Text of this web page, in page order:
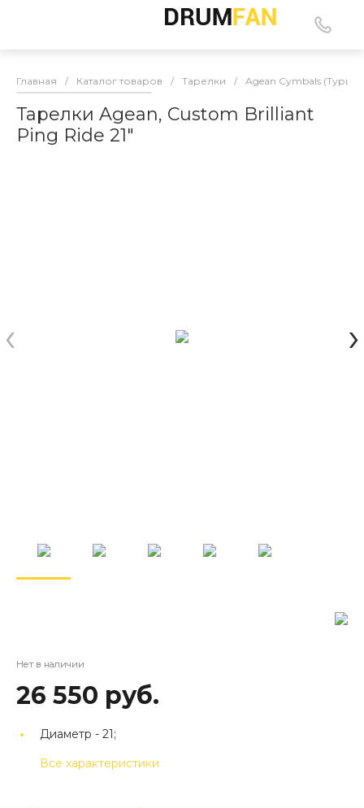
Главная / Каталог товаров / Тарелки / Agean Cymbals
Тарелки Agean, Custom Brilliant
Ping Ride 21"
‹ ›
Нет в наличии
26 550 руб.
Диаметр - 21;
Все характеристики